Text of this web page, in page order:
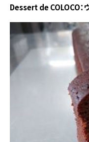
Dessert de COLOCO：